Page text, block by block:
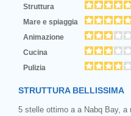
Struttura
Mare e spiaggia
Animazione
Cucina
Pulizia
STRUTTURA BELLISSIMA
5 stelle ottimo a a Nabq Bay, a